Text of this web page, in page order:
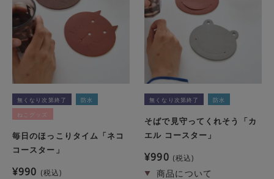
無くなり次第終了
防水
ねこグッズ
毎日のほっこりタイム「ネコ
コースター」
¥990 税込
無くなり次第終了 防水
そばで見守ってくれそう「カ
エル コースター」
¥990 税込